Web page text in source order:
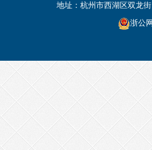
地址：杭州市西湖区双龙
浙公